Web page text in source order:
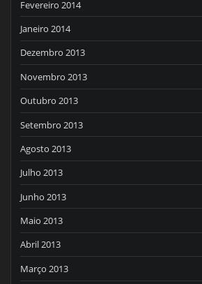
Fevereiro 2014
Janeiro 2014
Dezembro 2013
Novembro 2013
Outubro 2013
Setembro 2013
Agosto 2013
Julho 2013
Junho 2013
Maio 2013
Abril 2013
Março 2013